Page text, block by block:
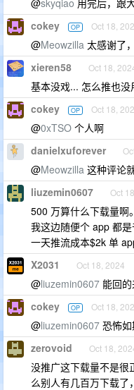
@skyqiao 用完后，跟
cokey OP Oct 18,
@Meowzilla 太感谢了
xieren58 Oct 18,
基本没戏... 怎么推也没
cokey OP Oct 18,
@0xTSO 个人啊
danielxuforever
@Meowzilla 这种评论
liuzemin0607 Oct
500 万算什么下载量啊
我这边随便个 app 都
一天推流成本$2k 单
X2031 Oct 18, 2024
@liuzemin0607 能回
cokey OP Oct 18,
@liuzemin0607 恐怖
zerovoid Oct 18,
没推广这下载量不是很
么别人有几百万下载了